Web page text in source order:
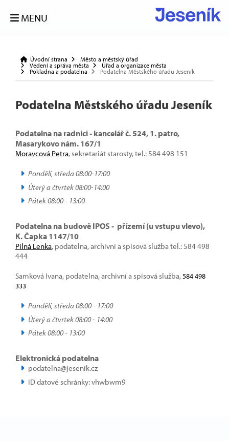
MENU
Úvodní strana
Město a městský úřad
Vedení a správa města
Úřad a organizace města
Pokladna a podatelna
Podatelna Městského úřadu Jeseník
Podatelna Městského úřadu Jeseník
Podatelna na radnici - kancelář č. 524, 1. patro,
Masarykovo nám. 167/1
Moravcová Petra, sekretariát starosty, tel.: 584 498 151
Pondělí, středa 08:00-17:00
Úterý a čtvrtek 08:00-14:00
Pátek 08:00 - 13:00
Podatelna na budově IPOS - přízemí (u vstupu vlevo),
K. Čapka 1147/10
Pilná Lenka, podatelna, archivní a spisová služba tel.: 584 498
444
Samková Ivana, podatelna, archivní a spisová služba, 584 498
333
Pondělí, středa 08:00 - 17:00
Úterý a čtvrtek 08:00 - 14:00
Pátek 08:00 - 13:00
Elektronická podatelna
podatelna@jesenik.cz
ID datové schránky: vhwbwm9